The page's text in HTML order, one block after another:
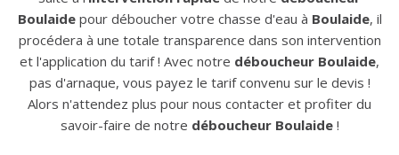
Boulaidepour déboucher votre chasse d'eau à Boulaide, il
procédera à une totale transparence dans son intervention
et l'application du tarif ! Avec notre déboucheur Boulaide,
pas d'arnaque, vous payez le tarif convenu sur le devis !
Alors n'attendez plus pour nous contacter et profiter du
savoir-faire de notre déboucheur Boulaide!